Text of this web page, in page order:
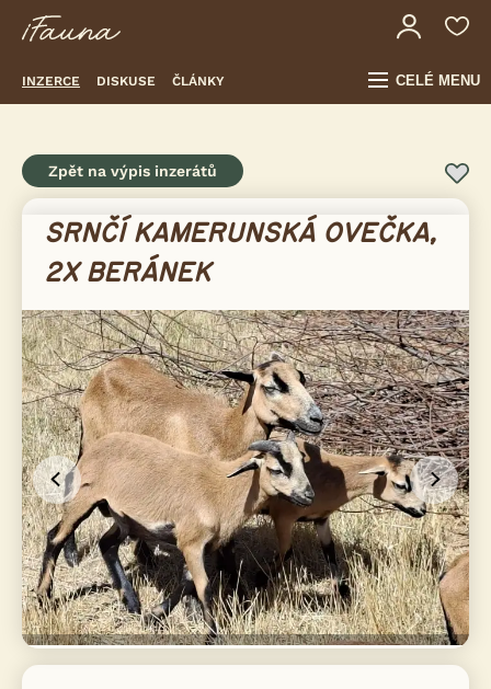
INZERCE DISKUSE ČLÁNKY CELÉ MENU
Zpět na výpis inzerátů
SRNČÍ KAMERUNSKÁ OVEČKA,
2X BERÁNEK